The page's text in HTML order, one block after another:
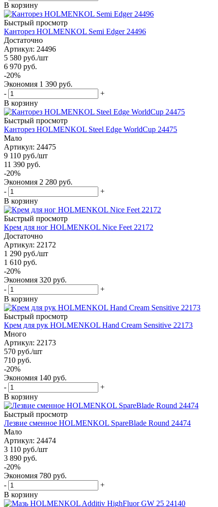
В корзину
Быстрый просмотр
Канторез HOLMENKOL Semi Edger 24496
Достаточно
Артикул: 24496
5 580 руб./шт
6 970 руб.
-20%
Экономия 1 390 руб.
-
+
В корзину
Быстрый просмотр
Канторез HOLMENKOL Steel Edge WorldCup 24475
Мало
Артикул: 24475
9 110 руб./шт
11 390 руб.
-20%
Экономия 2 280 руб.
-
+
В корзину
Быстрый просмотр
Крем для ног HOLMENKOL Nice Feet 22172
Достаточно
Артикул: 22172
1 290 руб./шт
1 610 руб.
-20%
Экономия 320 руб.
-
+
В корзину
Быстрый просмотр
Крем для рук HOLMENKOL Hand Cream Sensitive 22173
Много
Артикул: 22173
570 руб./шт
710 руб.
-20%
Экономия 140 руб.
-
+
В корзину
Быстрый просмотр
Лезвие сменное HOLMENKOL SpareBlade Round 24474
Мало
Артикул: 24474
3 110 руб./шт
3 890 руб.
-20%
Экономия 780 руб.
-
+
В корзину